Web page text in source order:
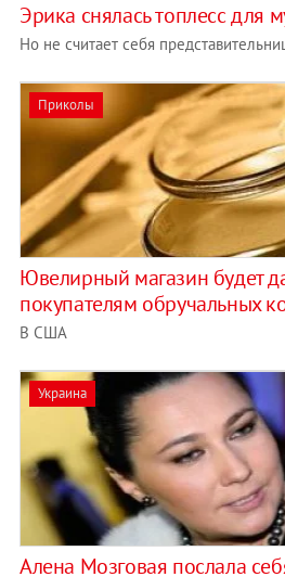
Эрика снялась топлесс для
Но не считает себя
Приколы
Ювелирный магазин будет
покупателям обручальных
В США
Украина
Алена Мозговая послала